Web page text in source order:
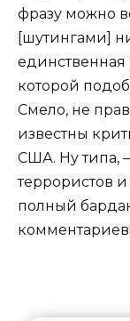
фразу можно
[шутингами]
единственная
которой
Смело, не
известны
США. Ну типа,
террористов
полный
комментариев!